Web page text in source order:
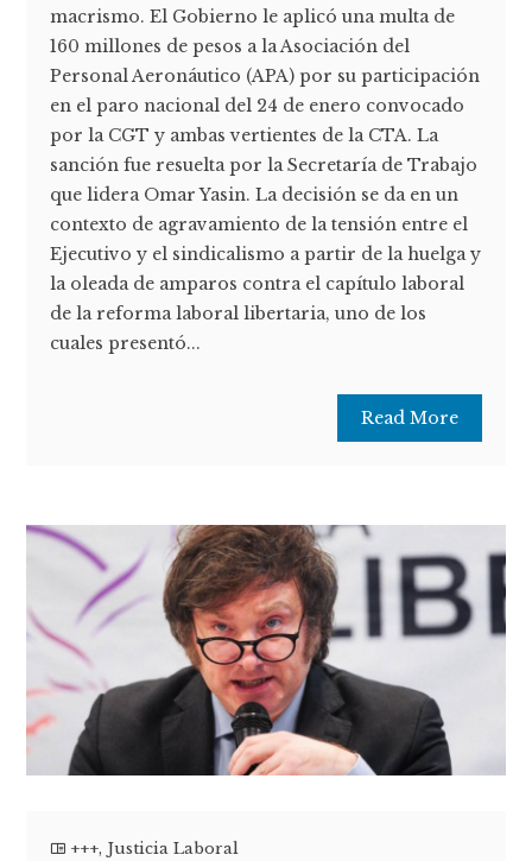
macrismo. El Gobierno le aplicó una multa de
160 millones de pesos a la Asociación del
Personal Aeronáutico (APA) por su participación
en el paro nacional del 24 de enero convocado
por la CGT y ambas vertientes de la CTA. La
sanción fue resuelta por la Secretaría de Trabajo
que lidera Omar Yasin. La decisión se da en un
contexto de agravamiento de la tensión entre el
Ejecutivo y el sindicalismo a partir de la huelga y
la oleada de amparos contra el capítulo laboral
de la reforma laboral libertaria, uno de los
cuales presentó...
Read More
+++, Justicia Laboral